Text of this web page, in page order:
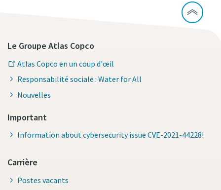
Le Groupe Atlas Copco
Atlas Copco en un coup d'œil
Responsabilité sociale : Water for All
Nouvelles
Important
Information about cybersecurity issue CVE-2021-44228!
Carrière
Postes vacants